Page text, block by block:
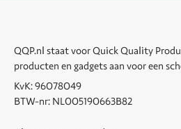
QQP.nl staat voor Quick Quality
producten en gadgets aan voor een
KvK: 96078049
BTW-nr: NL005190663B82